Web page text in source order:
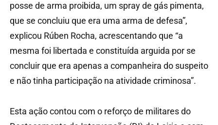
posse de arma proibida, um spray de gás pimenta,
que se concluiu que era uma arma de defesa”,
explicou Rúben Rocha, acrescentando que “a
mesma foi libertada e constituída arguida por se
concluir que era apenas a companheira do suspeito
e não tinha participação na atividade criminosa”.
Esta ação contou com o reforço de militares do